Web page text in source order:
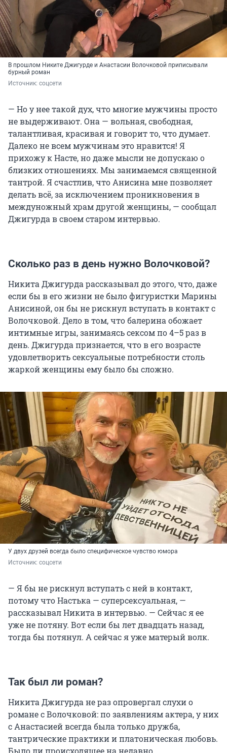
В прошлом Никите Джигурде и Анастасии Волочковой приписывали
бурный роман
Источник: соцсети
— Но у нее такой дух, что многие мужчины просто
не выдерживают. Она — вольная, свободная,
талантливая, красивая и говорит то, что думает.
Далеко не всем мужчинам это нравится! Я
прихожу к Насте, но даже мысли не допускаю о
близких отношениях. Мы занимаемся священной
тантрой. Я счастлив, что Анисина мне позволяет
делать всё, за исключением проникновения в
междуножный храм другой женщины, — сообщал
Джигурда в своем старом интервью.
Сколько раз в день нужно Волочковой?
Никита Джигурда рассказывал до этого, что, даже
если бы в его жизни не было фигуристки Марины
Анисиной, он бы не рискнул вступать в контакт с
Волочковой. Дело в том, что балерина обожает
интимные игры, занимаясь сексом по 4–5 раз в
день. Джигурда признается, что в его возрасте
удовлетворить сексуальные потребности столь
жаркой женщины ему было бы сложно.
У двух друзей всегда было специфическое чувство юмора
Источник: соцсети
— Я бы не рискнул вступать с ней в контакт,
потому что Настька — суперсексуальная, —
рассказывал Никита в интервью. — Сейчас я ее
уже не потяну. Вот если бы лет двадцать назад,
тогда бы потянул. А сейчас я уже матерый волк.
Так был ли роман?
Никита Джигурда не раз опровергал слухи о
романе с Волочковой: по заявлениям актера, у них
с Анастасией всегда была только дружба,
тантрические практики и платоническая любовь.